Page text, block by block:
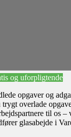
og uforpligtende
opgaver og
overlade
til os –
glasabejde i